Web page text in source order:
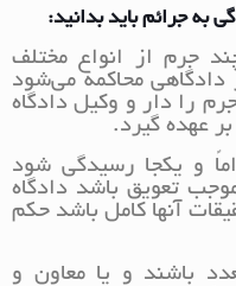
به جرائم باید بدانید:
جرم از انواع مختلف
دادگاهی محاکمه می‌شود
را دار و وکیل دادگاه
عهده گیرد.
و یکجا رسیدگی شود
تعویق باشد دادگاه
آنها کامل باشد حکم
باشند و یا معاون و